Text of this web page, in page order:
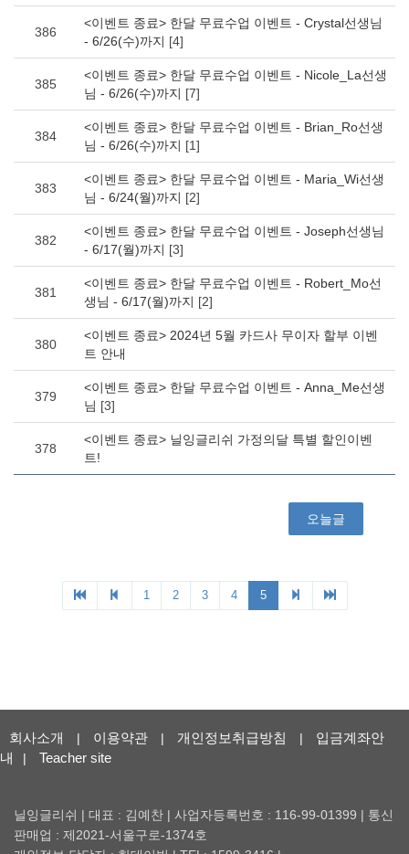
회사소개 | 이용약관 | 개인정보취급방침 |
입금계좌안
내
| Teacher site
닐잉글리쉬 | 대표 : 김예찬 | 사업자등록번호 : 116-99-01399 | 통신
판매업 : 제2021-서울구로-1374호